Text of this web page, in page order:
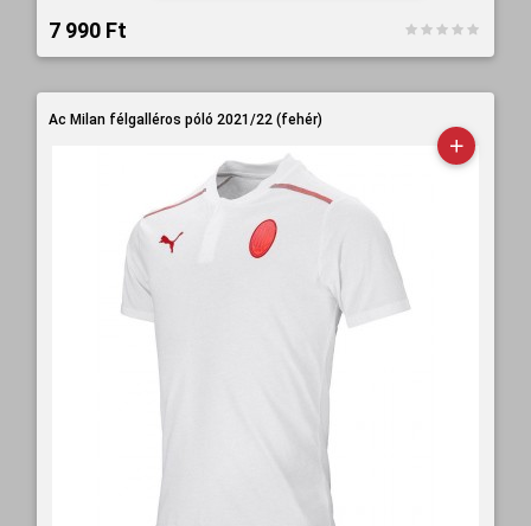
7 990 Ft‎
Ac Milan félgalléros póló 2021/22 (fehér)